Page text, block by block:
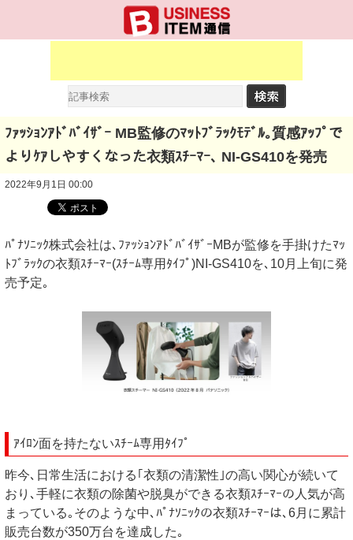
ﾌｧｯｼｮﾝｱﾄﾞﾊﾞｲｻﾞｰ MB監修のﾏｯﾄﾌﾞﾗｯｸﾓﾃﾞﾙ｡質感ｱｯﾌﾟで
よりｹｱしやすくなった衣類ｽﾁｰﾏｰ､ NI-GS410を発売
2022年9月1日 00:00
ﾊﾟﾅｿﾆｯｸ株式会社は､ﾌｧｯｼｮﾝｱﾄﾞﾊﾞｲｻﾞｰMBが監修を手掛けたﾏｯ
ﾄﾌﾞﾗｯｸの衣類ｽﾁｰﾏｰ(ｽﾁｰﾑ専用ﾀｲﾌﾟ)NI-GS410を､10月上旬に発
売予定｡
ｱｲﾛﾝ面を持たないｽﾁｰﾑ専用ﾀｲﾌﾟ
昨今､日常生活における｢衣類の清潔性｣の高い関心が続いて
おり､手軽に衣類の除菌や脱臭ができる衣類ｽﾁｰﾏｰの人気が高
まっている｡そのような中､ﾊﾟﾅｿﾆｯｸの衣類ｽﾁｰﾏｰは､6月に累計
販売台数が350万台を達成した｡